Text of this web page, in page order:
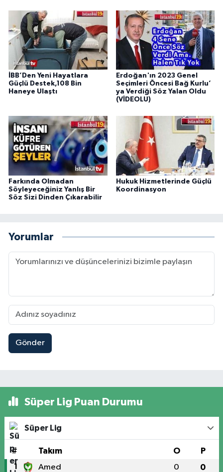
İBB’Den Yeni Hayatlara
Güçlü Destek,108 Bin
Haneye Ulaştı
Erdoğan'ın 2023 Genel
Seçimleri Öncesi Bağ Kurlu’
ya Verdiği Söz Yalan Oldu
(VİDEOLU)
Farkında Olmadan
Söyleyeceğiniz Yanlış Bir
Söz Sizi Dinden Çıkarabilir
Hukuk Hizmetlerinde Güçlü
Koordinasyon
Yorumlar
Gönder
Süper Lig Puan Durumu
Süper Lig
# Takım O P
1 Amed 0 0